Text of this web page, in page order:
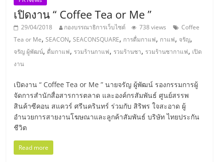
รน
ไชส์
พร้อม
ทำเล
สำหรับ
เปิดงาน “ Coffee Tea or Me ”
29/04/2018 กองบรรณาธิการเว็บไซต์ 738 views
Coffee
Tea or Me,SEACON,SEACONSQUARE, การดื่มกาแฟ, กาแฟ, จรัญ,
จรัญ ผู้พัฒน์, ดื่มกาแฟ, รวมร้านกาแฟ, รวมร้านชา, รวมร้านชากาแฟ, เปิด
งาน
เปิดงาน “ Coffee Tea or Me ” นายจรัญ ผู้พัฒน์ รองกรรมการผู้
จัดการสำนักสื่อสารการตลาด และองค์กรสัมพันธ์ ศูนย์สรรพ
สินค้าซีคอน สแควร์ ศรีนครินทร์ ร่วมกับ สิริพร ใจสะอาด ผู้
อำนวยการสายงานโฆษณาและลูกค้าสัมพันธ์ บริษัท ไทยประกัน
ชีวิต
Read more